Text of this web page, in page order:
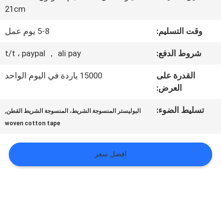
اتصل
أخبار
القضايا
21cm
وقت التسليم: 5-8 يوم عمل
شروط الدفع: t/t ، paypal ， ali pay
القدرة على
العرض:
15000 ياردة في اليوم الواحد
تسليط الضوء: البوليستر المنسوجة الشريط، المنسوجة الشريط القطن,
woven cotton tape
افضل سعر